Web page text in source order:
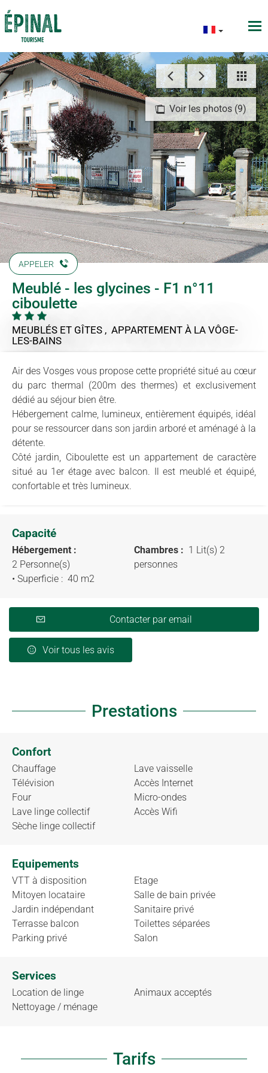
Voir les photos (9)
APPELER
Meublé - les glycines - F1 n°11
ciboulette
MEUBLÉS ET GÎTES , APPARTEMENT À LA VÔGE-
LES-BAINS
Air des Vosges vous propose cette propriété situé au cœur
du parc thermal (200m des thermes) et exclusivement
dédié au séjour bien être.
Hébergement calme, lumineux, entièrement équipés, idéal
pour se ressourcer dans son jardin arboré et aménagé à la
détente.
Côté jardin, Ciboulette est un appartement de caractère
situé au 1er étage avec balcon. Il est meublé et équipé,
confortable et très lumineux.
Capacité
Hébergement :
2 Personne(s)
• Superficie : 40 m2
Chambres : 1 Lit(s) 2
personnes
Contacter par email
Voir tous les avis
Prestations
Confort
Chauffage
Télévision
Four
Lave linge collectif
Sèche linge collectif
Lave vaisselle
Accès Internet
Micro-ondes
Accès Wifi
Equipements
VTT à disposition
Mitoyen locataire
Jardin indépendant
Terrasse balcon
Parking privé
Etage
Salle de bain privée
Sanitaire privé
Toilettes séparées
Salon
Services
Location de linge
Nettoyage / ménage
Animaux acceptés
Tarifs